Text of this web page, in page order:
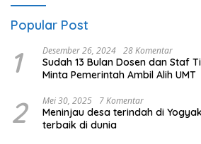
Popular Post
1 Desember 26, 2024 28 Komentar
Sudah 13 Bulan Dosen dan Staf
Minta Pemerintah Ambil Alih UMT
2 Mei 30, 2025 7 Komentar
Meninjau desa terindah di
terbaik di dunia